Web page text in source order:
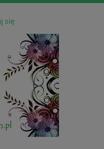
się